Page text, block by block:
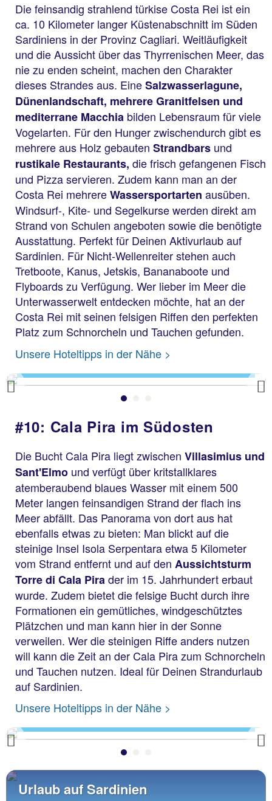
Die feinsandig strahlend türkise Costa Rei ist ein
ca. 10 Kilometer langer Küstenabschnitt im Süden
Sardiniens in der Provinz Cagliari. Weitläufigkeit
und die Aussicht über das Thyrrenischen Meer, das
nie zu enden scheint, machen den Charakter
dieses Strandes aus. EineSalzwasserlagune,
Dünenlandschaft, mehrere Granitfelsen und
mediterrane Macchia bilden Lebensraum für viele
Vogelarten. Für den Hunger zwischendurch gibt es
mehrere aus Holz gebauten Strandbars und
rustikale Restaurants, die frisch gefangenen Fisch
und Pizza servieren. Zudem kann man an der
Costa Rei mehrereWassersportarten ausüben.
Windsurf-, Kite- und Segelkurse werden direkt am
Strand von Schulen angeboten sowie die benötigte
Ausstattung. Perfekt für Deinen Aktivurlaub auf
Sardinien. Für Nicht-Wellenreiter stehen auch
Tretboote, Kanus, Jetskis, Bananaboote und
Flyboards zu Verfügung. Wer lieber im Meer die
Unterwasserwelt entdecken möchte, hat an der
Costa Rei mit seinen felsigen Riffen den perfekten
Platz zum Schnorcheln und Tauchen gefunden.
Unsere Hoteltipps in der Nähe >
Previous
Costa Rei
#10: Cala Pira im Südosten
Die Bucht Cala Pira liegt zwischen Villasimius und
Sant'Elmo und verfügt über kritstallklares
atemberaubend blaues Wasser mit einem 500
Meter langen feinsandigen Strand der flach ins
Meer abfällt. Das Panorama von dort aus hat
ebenfalls etwas zu bieten: Man blickt auf die
steinige Insel Isola Serpentara etwa 5 Kilometer
vom Strand entfernt und auf den Aussichtsturm
Torre di Cala Pirader im 15. Jahrhundert erbaut
wurde. Zudem bietet die felsige Bucht durch ihre
Formationen ein gemütliches, windgeschütztes
Plätzchen und man kann hier in der Sonne
verweilen. Wer die steinigen Riffe anders nutzen
will kann die Zeit an der Cala Pira zum Schnorcheln
und Tauchen nutzen. Ideal für Deinen Strandurlaub
auf Sardinien.
Unsere Hoteltipps in der Nähe >
Previous
Cala Pira
Urlaub auf Sardinien